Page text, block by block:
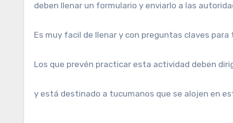
deben llenar un formulario y enviarlo a las
Es muy facil de llenar y con preguntas claves
Los que prevén practicar esta actividad deben
y está destinado a tucumanos que se alojen en